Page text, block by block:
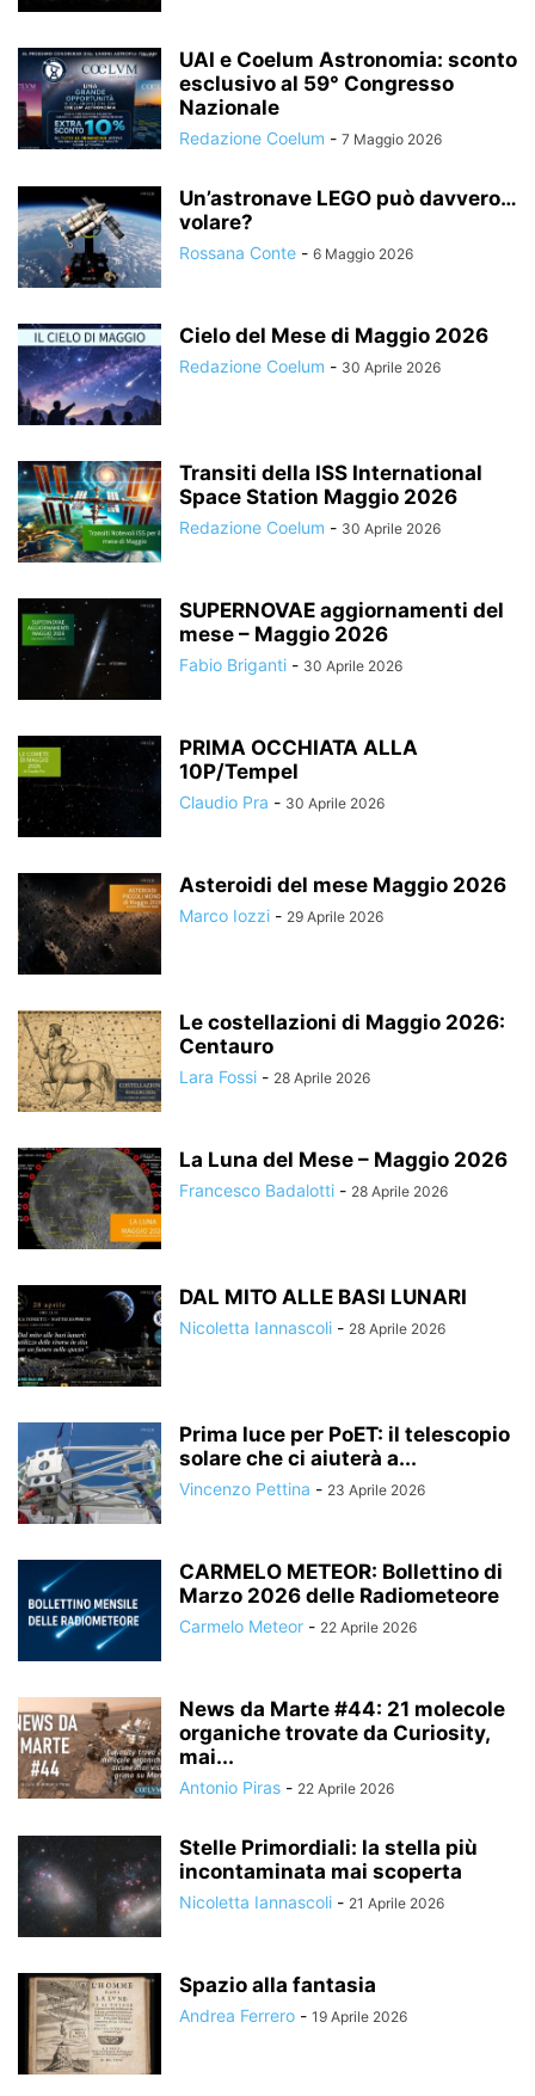
UAI e Coelum Astronomia: sconto
esclusivo al 59° Congresso
Nazionale
Redazione Coelum - 7 Maggio 2026
Un’astronave LEGO può davvero…
volare?
Rossana Conte - 6 Maggio 2026
Cielo del Mese di Maggio 2026
Redazione Coelum - 30 Aprile 2026
Transiti della ISS International
Space Station Maggio 2026
Redazione Coelum - 30 Aprile 2026
SUPERNOVAE aggiornamenti del
mese – Maggio 2026
Fabio Briganti - 30 Aprile 2026
PRIMA OCCHIATA ALLA
10P/Tempel
Claudio Pra - 30 Aprile 2026
Asteroidi del mese Maggio 2026
Marco Iozzi - 29 Aprile 2026
Le costellazioni di Maggio 2026:
Centauro
Lara Fossi - 28 Aprile 2026
La Luna del Mese – Maggio 2026
Francesco Badalotti - 28 Aprile 2026
DAL MITO ALLE BASI LUNARI
Nicoletta Iannascoli - 28 Aprile 2026
Prima luce per PoET: il telescopio
solare che ci aiuterà a...
Vincenzo Pettina - 23 Aprile 2026
CARMELO METEOR: Bollettino di
Marzo 2026 delle Radiometeore
Carmelo Meteor - 22 Aprile 2026
News da Marte #44: 21 molecole
organiche trovate da Curiosity,
mai...
Antonio Piras - 22 Aprile 2026
Stelle Primordiali: la stella più
incontaminata mai scoperta
Nicoletta Iannascoli - 21 Aprile 2026
Spazio alla fantasia
Andrea Ferrero - 19 Aprile 2026